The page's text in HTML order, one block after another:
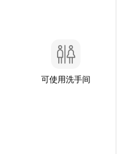
可使用洗手间